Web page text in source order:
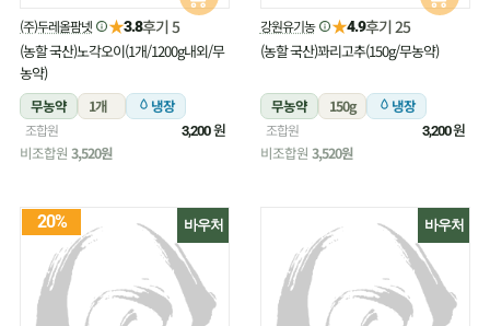
강원유기농 ★4.9후기 25
(농할 국산)꽈리고추(150g/무농약)
무농약 150g 냉장
조합원 3,200원
비조합원 3,520원
(주)두레올팜넷 ★3.8후기 5
(농할 국산)노각오이(1개/1200g내외/무
농약)
무농약
1개 냉장
조합원 3,200원
비조합원 3,520원
바우처
바우처
20%